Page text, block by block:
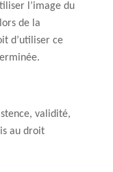
l’image du
de la
d’utiliser ce
validité,
au droit